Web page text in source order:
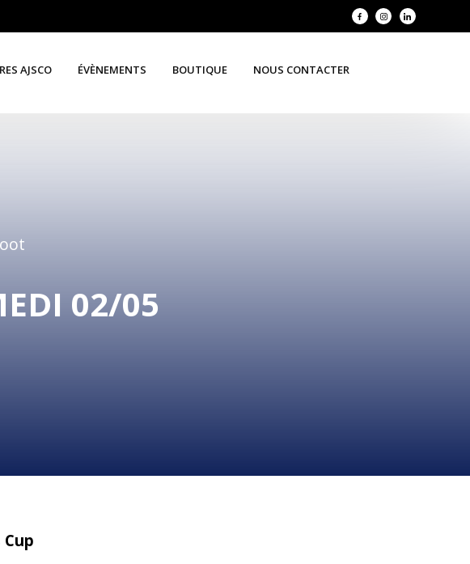
AJSCO ÉVÈNEMENTS BOUTIQUE NOUS CONTACTER
02/05
Cup